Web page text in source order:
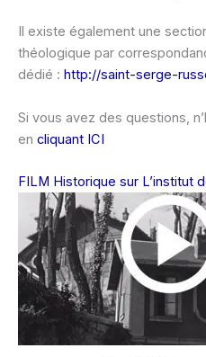
Il existe également une
théologique par
dédié : http://saint-serge-
Si vous avez des questions,
en cliquant ICI
FILM Historique sur L’institut